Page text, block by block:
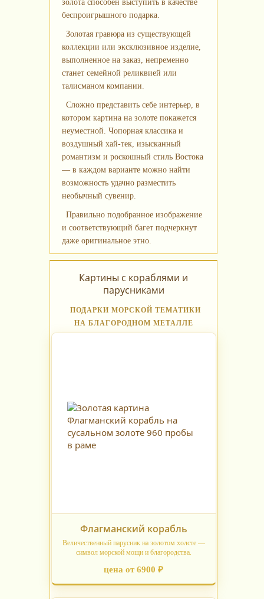
золота способен выступить в качестве
беспроигрышного подарка.
Золотая гравюра из существующей
коллекции или эксклюзивное изделие,
выполненное на заказ, непременно
станет семейной реликвией или
талисманом компании.
Сложно представить себе интерьер, в
котором картина на золоте покажется
неуместной. Чопорная классика и
воздушный хай‑тек, изысканный
романтизм и роскошный стиль Востока
— в каждом варианте можно найти
возможность удачно разместить
необычный сувенир.
Правильно подобранное изображение
и соответствующий багет подчеркнут
даже оригинальное этно.
Картины с кораблями и
парусниками
ПОДАРКИ МОРСКОЙ ТЕМАТИКИ
НА БЛАГОРОДНОМ МЕТАЛЛЕ
Флагманский корабль
Величественный парусник на золотом холсте —
символ морской мощи и благородства.
цена от 6900 ₽